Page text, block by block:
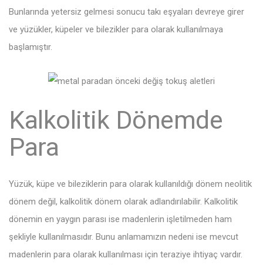
Bunlarında yetersiz gelmesi sonucu takı eşyaları devreye girer
ve yüzükler, küpeler ve bilezikler para olarak kullanılmaya
başlamıştır.
Kalkolitik Dönemde
Para
Yüzük, küpe ve bileziklerin para olarak kullanıldığı dönem neolitik
dönem değil, kalkolitik dönem olarak adlandırılabilir. Kalkolitik
dönemin en yaygın parası ise madenlerin işletilmeden ham
şekliyle kullanılmasıdır. Bunu anlamamızın nedeni ise mevcut
madenlerin para olarak kullanılması için teraziye ihtiyaç vardır.